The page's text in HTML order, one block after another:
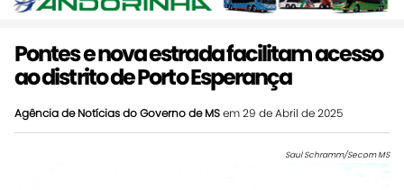
Pontes e nova estrada facilitam acesso
ao distrito de Porto Esperança
Agência de Notícias do Governo de MSem 29 de Abril de 2025
Saul Schramm/Secom MS